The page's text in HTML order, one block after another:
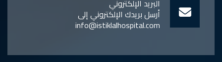
البريد الإلكتروني
أرسل بريدك الإلكتروني إلى
info@istiklalhospital.com